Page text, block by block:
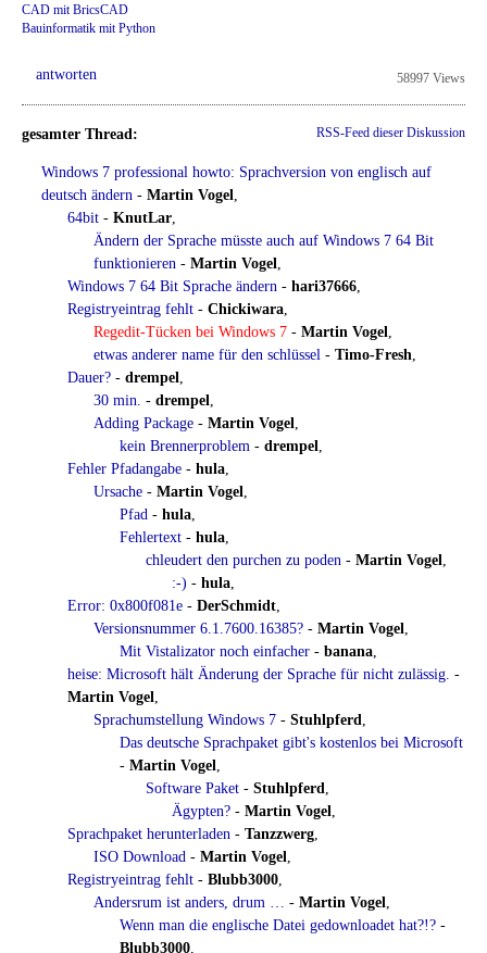
CAD mit BricsCAD
Bauinformatik mit Python
antworten 58997 Views
gesamter Thread: RSS-Feed dieser Diskussion
Windows 7 professional howto: Sprachversion von englisch auf
deutsch ändern - Martin Vogel
64bit - KnutLar
Ändern der Sprache müsste auch auf Windows 7 64 Bit
funktionieren - Martin Vogel
Windows 7 64 Bit Sprache ändern - hari37666
Registryeintrag fehlt - Chickiwara
Regedit-Tücken bei Windows 7 - Martin Vogel
etwas anderer name für den schlüssel - Timo-Fresh
Dauer? - drempel
30 min. - drempel
Adding Package - Martin Vogel
kein Brennerproblem - drempel
Fehler Pfadangabe - hula
Ursache - Martin Vogel
Pfad - hula
Fehlertext - hula
chleudert den purchen zu poden - Martin Vogel
:-) - hula
Error: 0x800f081e - DerSchmidt
Versionsnummer 6.1.7600.16385? - Martin Vogel
Mit Vistalizator noch einfacher - banana
heise: Microsoft hält Änderung der Sprache für nicht zulässig. -
Martin Vogel
Sprachumstellung Windows 7 - Stuhlpferd
Das deutsche Sprachpaket gibt's kostenlos bei Microsoft
- Martin Vogel
Software Paket - Stuhlpferd
Ägypten? - Martin Vogel
Sprachpaket herunterladen - Tanzzwerg
ISO Download - Martin Vogel
Registryeintrag fehlt - Blubb3000
Andersrum ist anders, drum …
- Martin Vogel
Wenn man die englische Datei gedownloadet hat?!? -
Blubb3000